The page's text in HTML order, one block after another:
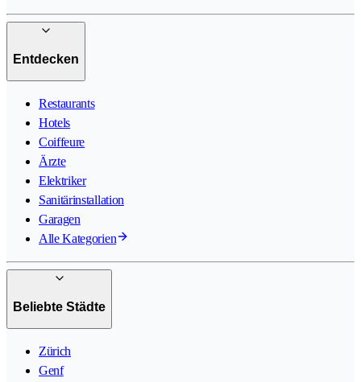
Entdecken
Restaurants
Hotels
Coiffeure
Ärzte
Elektriker
Sanitärinstallation
Garagen
Alle Kategorien
Beliebte Städte
Zürich
Genf